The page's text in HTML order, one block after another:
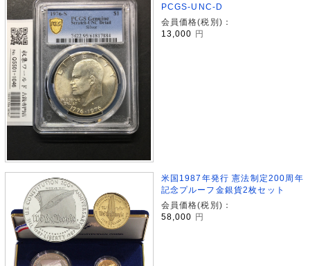
PCGS-UNC-D
会員価格(税別)：
13,000 円
米国1987年発行 憲法制定200周年
記念プルーフ金銀貨2枚セット
会員価格(税別)：
58,000
円